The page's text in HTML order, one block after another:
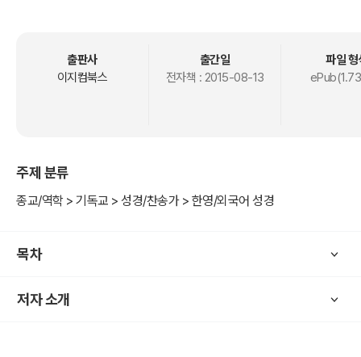
출판사
이지컴북스
출간일
전자책 : 2015-08-13
파일 형
주제 분류
종교/역학 > 기독교 > 성경/찬송가 > 한영/외국어 성경
목차
저자 소개